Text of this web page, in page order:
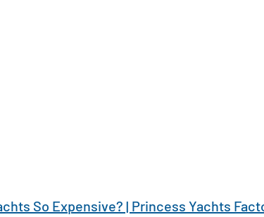
So Expensive? | Princess Yachts